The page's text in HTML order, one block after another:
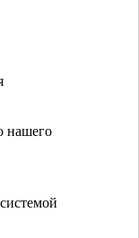
нашего